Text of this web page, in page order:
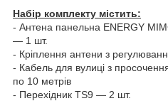
Набір комплекту містить:
- Антена панельна ENERGY
— 1 шт.
- Кріплення антени з
- Кабель для вулиці з
по 10 метрів
- Перехідник TS9 — 2 шт.